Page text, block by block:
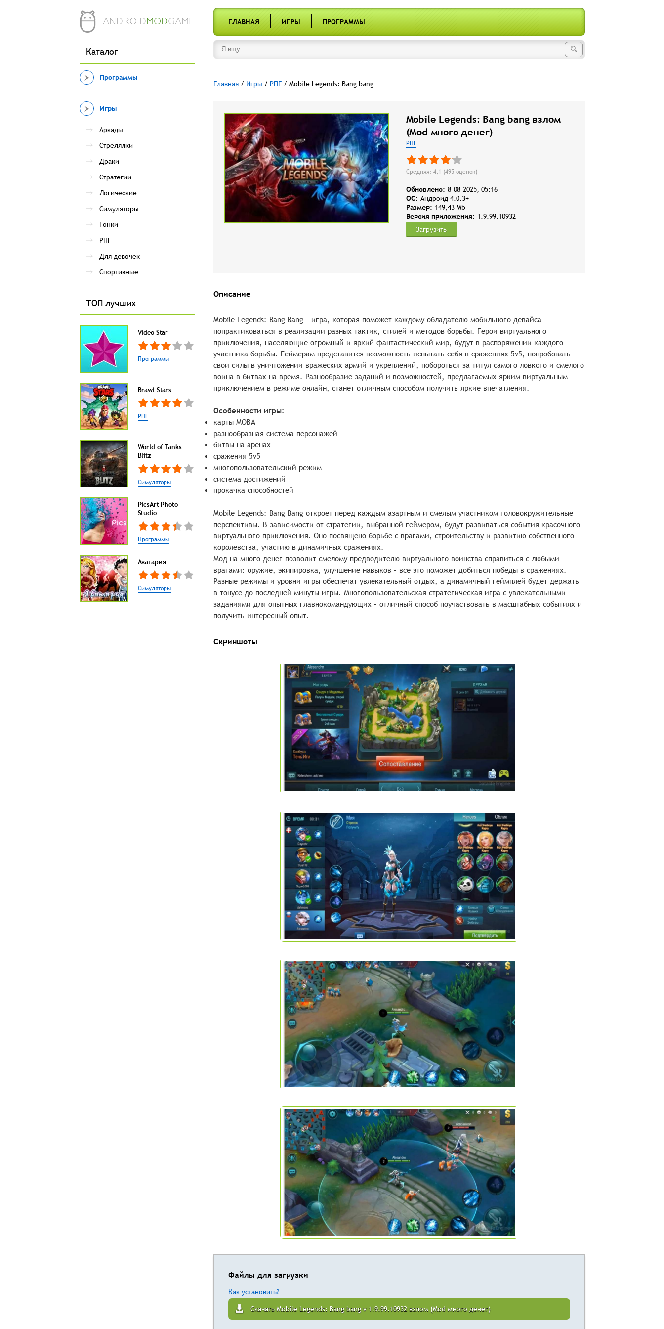
ANDROIDMODGAME ГЛАВНАЯ ИГРЫ ПРОГРАММЫ
Каталог
Программы
Игры
Аркады
Стрелялки
Драки
Стратегии
Логические
Симуляторы
Гонки
РПГ
Для девочек
Спортивные
ТОП лучших
Video Star
Программы
Brawl Stars
РПГ
World of Tanks
Blitz
Симуляторы
PicsArt Photo
Studio
Программы
Аватария
Симуляторы
Главная/ Игры / РПГ / Mobile Legends: Bang bang
Mobile Legends: Bang bang взлом
(Mod много денег)
РПГ
Средняя: 4,1 (495оценок)
Обновлено: 8-08-2025, 05:16
OC: Андроид 4.0.3+
Размер: 149,43 Mb
Версия приложения: 1.9.99.10932
Загрузить
Описание
Mobile Legends: Bang Bang – игра, которая поможет каждому обладателю мобильного девайса
попрактиковаться в реализации разных тактик, стилей и методов борьбы. Герои виртуального
приключения, населяющие огромный и яркий фантастический мир, будут в распоряжении каждого
участника борьбы. Геймерам представится возможность испытать себя в сражениях 5v5, попробовать
свои силы в уничтожении вражеских армий и укреплений, побороться за титул самого ловкого и смелого
воина в битвах на время. Разнообразие заданий и возможностей, предлагаемых ярким виртуальным
приключением в режиме онлайн, станет отличным способом получить яркие впечатления.
Особенности игры:
карты МОВА
разнообразная система персонажей
битвы на аренах
сражения 5v5
многопользовательский режим
система достижений
прокачка способностей
Mobile Legends: Bang Bang откроет перед каждым азартным и смелым участником головокружительные
перспективы. В зависимости от стратегии, выбранной геймером, будут развиваться события красочного
виртуального приключения. Оно посвящено борьбе с врагами, строительству и развитию собственного
королевства, участию в динамичных сражениях.
Мод на много денег позволит смелому предводителю виртуального воинства справиться с любыми
врагами: оружие, экипировка, улучшение навыков – всё это поможет добиться победы в сражениях.
Разные режимы и уровни игры обеспечат увлекательный отдых, а динамичный геймплей будет держать
в тонусе до последней минуты игры. Многопользовательская стратегическая игра с увлекательными
заданиями для опытных главнокомандующих – отличный способ поучаствовать в масштабных событиях и
получить интересный опыт.
Скриншоты
Файлы для загрузки
Как установить?
Скачать Mobile Legends: Bang bang v 1.9.99.10932 взлом (Mod много денег)